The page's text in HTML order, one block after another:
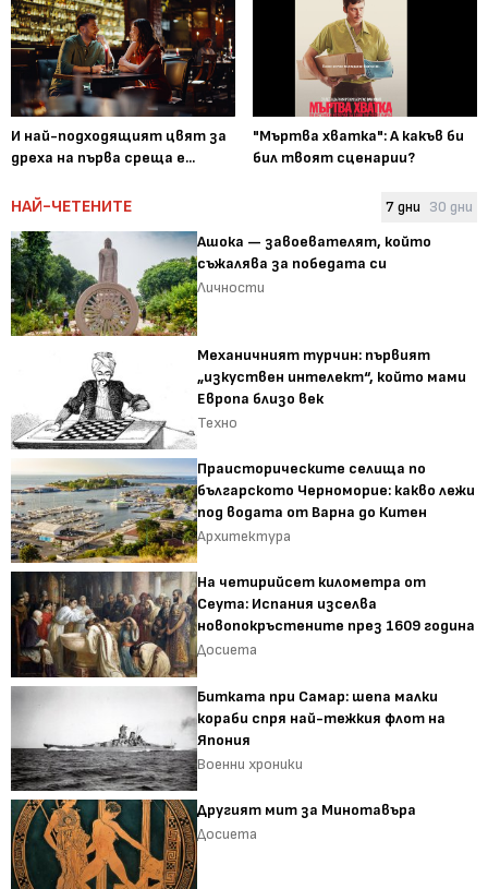
И най-подходящият цвят за
дреха на първа среща е...
"Мъртва хватка": А какъв би
бил твоят сценарии?
НАЙ-ЧЕТЕНИТЕ 7 дни 30 дни
Ашока — завоевателят, който
съжалява за победата си
Личности
Механичният турчин: първият
„изкуствен интелект“, който мами
Европа близо век
Техно
Праисторическите селища по
българското Черноморие: какво лежи
под водата от Варна до Китен
Архитектура
На четирийсет километра от
Сеута: Испания изселва
новопокръстените през 1609 година
Досиета
Битката при Самар: шепа малки
кораби спря най-тежкия флот на
Япония
Военни хроники
Другият мит за Минотавъра
Досиета